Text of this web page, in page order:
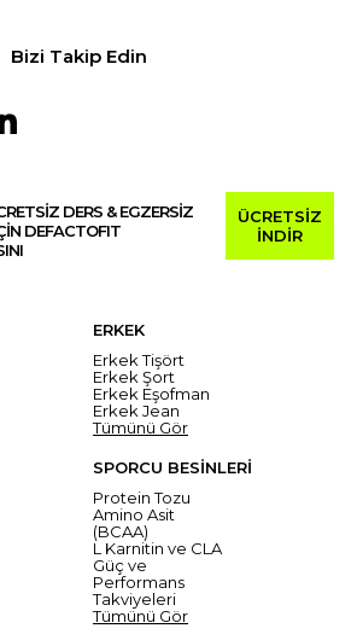
Bizi Takip Edin
DERS & EGZERSİZ
DEFACTOFIT
ÜCRETSİZ
İNDİR
ERKEK
Erkek Tişört
Erkek Şort
Erkek Eşofman
Erkek Jean
Tümünü Gör
SPORCU BESİNLERİ
Protein Tozu
Amino Asit
(BCAA)
L Karnitin ve CLA
Güç ve
Performans
Takviyeleri
Tümünü Gör